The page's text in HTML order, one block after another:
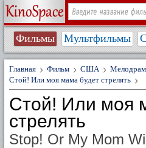
Фильмы Мультфильмы
Главная Фильм США
Стой! Или моя мама будет стрелять
Стой! Или моя
стрелять
Stop! Or My Mom